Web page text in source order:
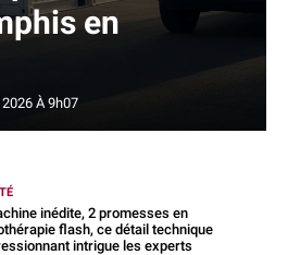
en
À 9h07
inédite, 2 promesses en
flash, ce détail technique
intrigue les experts